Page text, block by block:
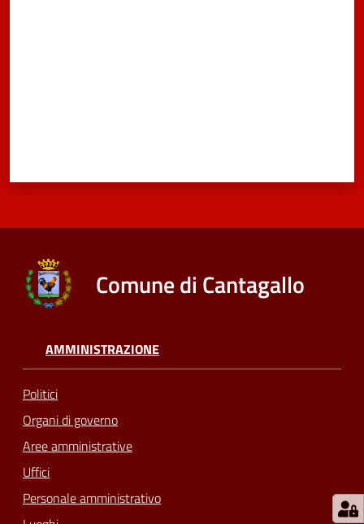
Comune di Cantagallo
AMMINISTRAZIONE
Politici
Organi di governo
Aree amministrative
Uffici
Personale amministrativo